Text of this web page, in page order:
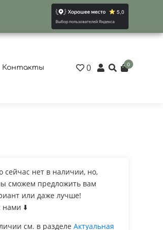
Контакты 0 0
сейчас нет в наличии, но,
сможем предложить вам
или даже лучше!
нами ⬇️
см. в разделе Актуальная